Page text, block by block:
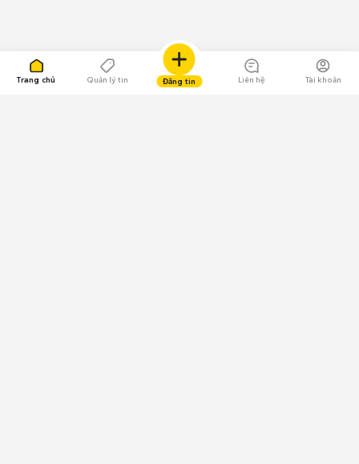
Trang chủ Quản lý tin Đăng tin Liên hệ Tài khoản